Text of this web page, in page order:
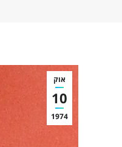
אוק
10
1974